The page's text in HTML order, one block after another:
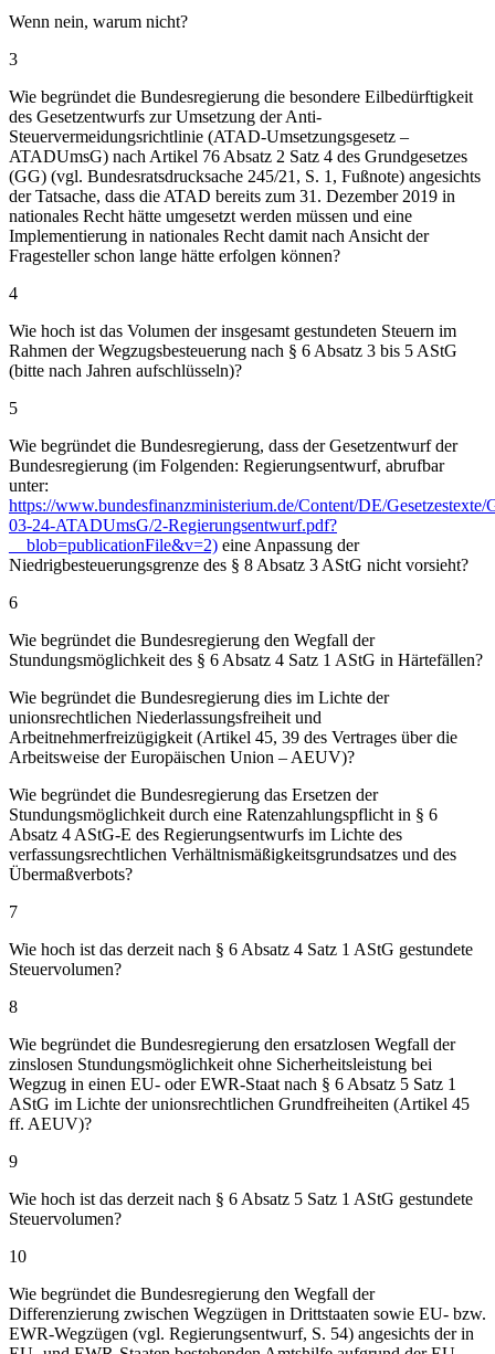
Wenn nein, warum nicht?
3
Wie begründet die Bundesregierung die besondere Eilbedürftigkeit
des Gesetzentwurfs zur Umsetzung der Anti-
Steuervermeidungsrichtlinie (ATAD-Umsetzungsgesetz –
ATADUmsG) nach Artikel 76 Absatz 2 Satz 4 des Grundgesetzes
(GG) (vgl. Bundesratsdrucksache 245/21, S. 1, Fußnote) angesichts
der Tatsache, dass die ATAD bereits zum 31. Dezember 2019 in
nationales Recht hätte umgesetzt werden müssen und eine
Implementierung in nationales Recht damit nach Ansicht der
Fragesteller schon lange hätte erfolgen können?
4
Wie hoch ist das Volumen der insgesamt gestundeten Steuern im
Rahmen der Wegzugsbesteuerung nach § 6 Absatz 3 bis 5 AStG
(bitte nach Jahren aufschlüsseln)?
5
Wie begründet die Bundesregierung, dass der Gesetzentwurf der
Bundesregierung (im Folgenden: Regierungsentwurf, abrufbar
unter:
https://www.bundesfinanzministerium.de/Content/DE/
03-24-ATADUmsG/2-Regierungsentwurf.pdf?
__blob=publicationFile&v=2) eine Anpassung der
Niedrigbesteuerungsgrenze des § 8 Absatz 3 AStG nicht vorsieht?
6
Wie begründet die Bundesregierung den Wegfall der
Stundungsmöglichkeit des § 6 Absatz 4 Satz 1 AStG in Härtefällen?
Wie begründet die Bundesregierung dies im Lichte der
unionsrechtlichen Niederlassungsfreiheit und
Arbeitnehmerfreizügigkeit (Artikel 45, 39 des Vertrages über die
Arbeitsweise der Europäischen Union – AEUV)?
Wie begründet die Bundesregierung das Ersetzen der
Stundungsmöglichkeit durch eine Ratenzahlungspflicht in § 6
Absatz 4 AStG-E des Regierungsentwurfs im Lichte des
verfassungsrechtlichen Verhältnismäßigkeitsgrundsatzes und des
Übermaßverbots?
7
Wie hoch ist das derzeit nach § 6 Absatz 4 Satz 1 AStG gestundete
Steuervolumen?
8
Wie begründet die Bundesregierung den ersatzlosen Wegfall der
zinslosen Stundungsmöglichkeit ohne Sicherheitsleistung bei
Wegzug in einen EU- oder EWR-Staat nach § 6 Absatz 5 Satz 1
AStG im Lichte der unionsrechtlichen Grundfreiheiten (Artikel 45
ff. AEUV)?
9
Wie hoch ist das derzeit nach § 6 Absatz 5 Satz 1 AStG gestundete
Steuervolumen?
10
Wie begründet die Bundesregierung den Wegfall der
Differenzierung zwischen Wegzügen in Drittstaaten sowie EU- bzw.
EWR-Wegzügen (vgl. Regierungsentwurf, S. 54) angesichts der in